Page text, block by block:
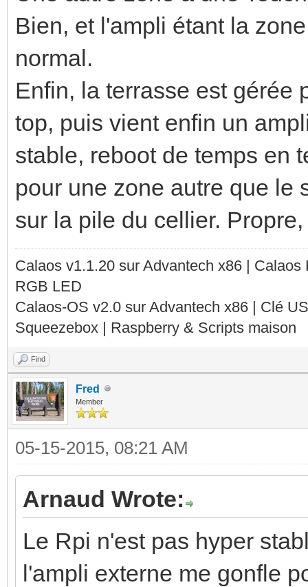
Bien, et l'ampli étant la
normal.
Enfin, la terrasse est gérée
top, puis vient enfin un
stable, reboot de temps en
pour une zone autre que le
sur la pile du cellier.
Calaos v1.1.20 sur Advantech x86 |
RGB LED
Calaos-OS v2.0 sur Advantech x86 | Clé
Squeezebox | Raspberry & Scripts maison
Find
Fred
Member
05-15-2015, 08:21 AM
Arnaud Wrote:
Le Rpi n'est pas hyper
l'ampli externe me gonfle